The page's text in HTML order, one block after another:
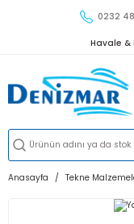
0232
Havale &
Anasayfa Tekne